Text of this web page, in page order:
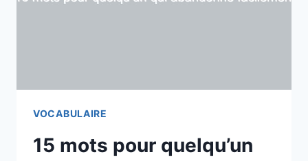
VOCABULAIRE
15 mots pour quelqu’un